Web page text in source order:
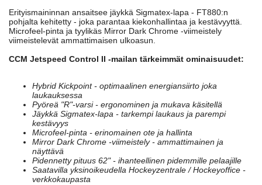
Erityismaininnan ansaitsee jäykkä Sigmatex-lapa - FT880:n
pohjalta kehitetty - joka parantaa kiekonhallintaa ja kestävyyttä.
Microfeel-pinta ja tyylikäs Mirror Dark Chrome -viimeistely
viimeistelevät ammattimaisen ulkoasun.
CCM Jetspeed Control II -mailan tärkeimmät ominaisuudet:
Hybrid Kickpoint - optimaalinen energiansiirto joka
laukauksessa
Pyöreä "R"-varsi - ergonominen ja mukava käsitellä
Jäykkä Sigmatex-lapa - tarkempi laukaus ja parempi
kestävyys
Microfeel-pinta - erinomainen ote ja hallinta
Mirror Dark Chrome -viimeistely - ammattimainen ja
näyttävä
Pidennetty pituus 62" - ihanteellinen pidemmille pelaajille
Saatavilla yksinoikeudella Hockeyzentrale / Hockeyoffice -
verkkokaupasta